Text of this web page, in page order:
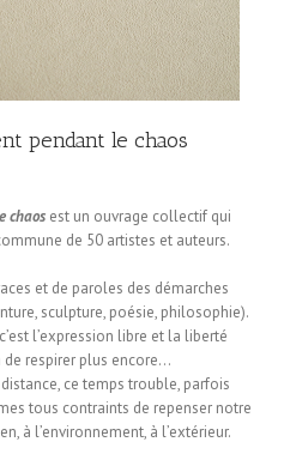
pendant le chaos
chaos est un ouvrage collectif qui
de 50 artistes et auteurs.
et de paroles des démarches
sculpture, poésie, philosophie).
l’expression libre et la liberté
respirer plus encore…
ce temps trouble, parfois
tous contraints de repenser notre
à l’environnement, à l’extérieur.